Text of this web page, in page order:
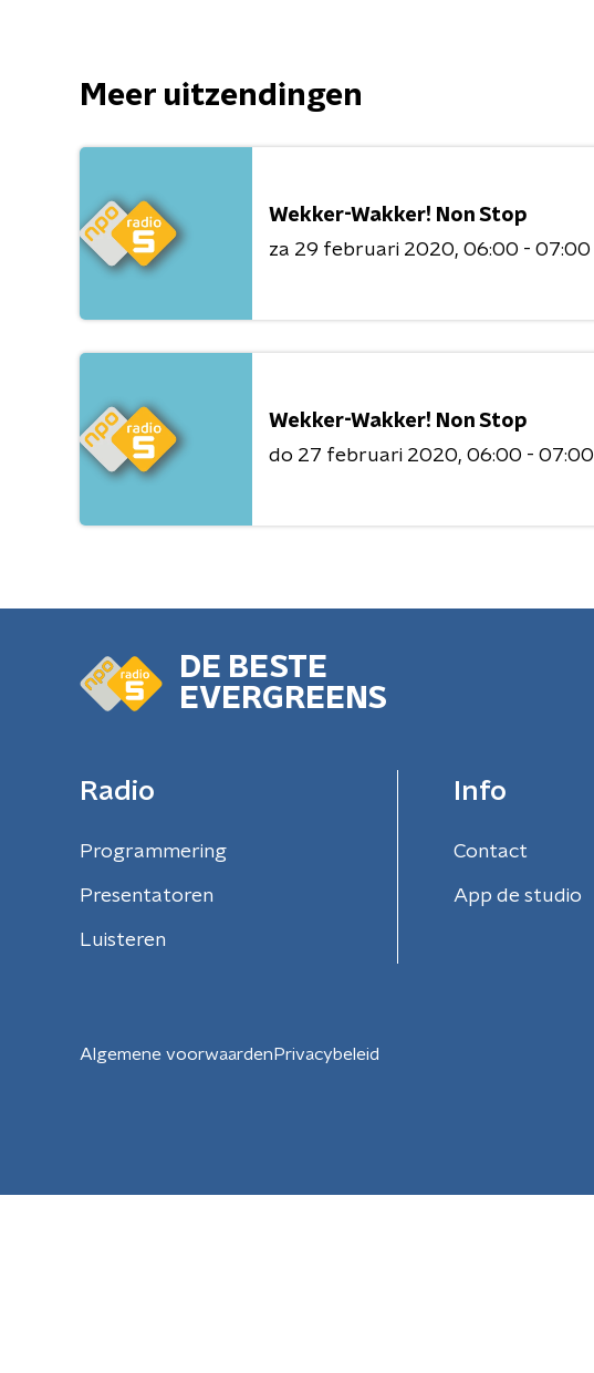
Meer uitzendingen
Wekker-Wakker! Non Stop
za 29 februari 2020 06:00 - 07:00
Wekker-Wakker! Non Stop
do 27 februari 2020 06:00 - 07:00
DE BESTE
EVERGREENS
Radio
Programmering
Presentatoren
Luisteren
Info
Contact
App de studio
Algemene voorwaarden Privacybeleid